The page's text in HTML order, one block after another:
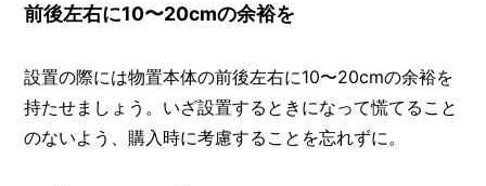
前後左右に10〜20cmの余裕を
設置の際には物置本体の前後左右に10〜20cmの余裕を
持たせましょう。いざ設置するときになって慌てること
のないよう、購入時に考慮することを忘れずに。